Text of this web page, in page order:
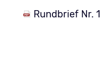
Rundbrief Nr.